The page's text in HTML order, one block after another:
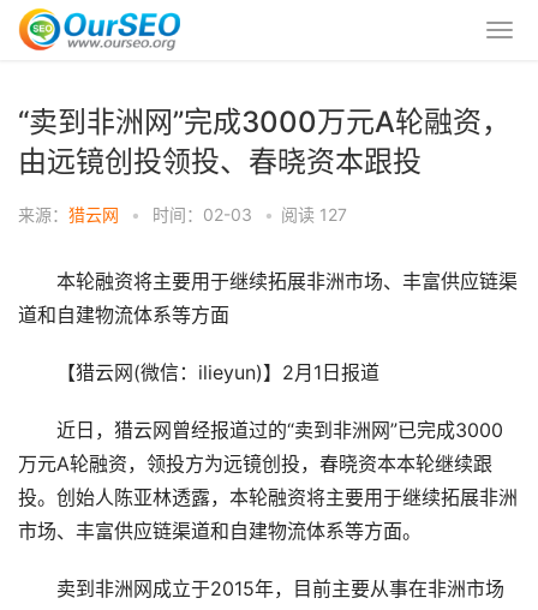
“卖到非洲网”完成3000万元A轮融资，
由远镜创投领投、春晓资本跟投
来源： 猎云网 • 时间：02-03 • 阅读 127
本轮融资将主要用于继续拓展非洲市场、丰富供应链渠
道和自建物流体系等方面
【猎云网(微信：ilieyun)】2月1日报道
近日，猎云网曾经报道过的“卖到非洲网”已完成3000
万元A轮融资，领投方为远镜创投，春晓资本本轮继续跟
投。创始人陈亚林透露，本轮融资将主要用于继续拓展非洲
市场、丰富供应链渠道和自建物流体系等方面。
卖到非洲网成立于2015年，目前主要从事在非洲市场